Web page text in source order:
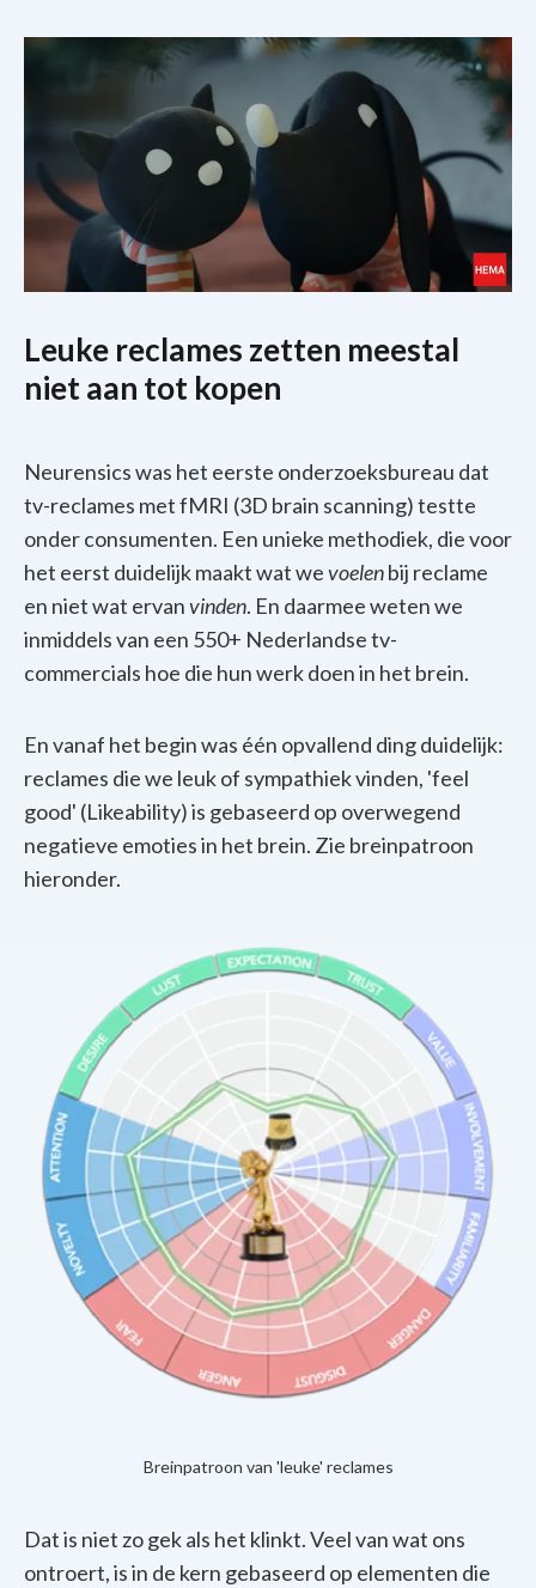
Leuke reclames zetten meestal
niet aan tot kopen
Neurensics was het eerste onderzoeksbureau dat
tv-reclames met fMRI (3D brain scanning) testte
onder consumenten. Een unieke methodiek, die voor
het eerst duidelijk maakt wat wevoelenbij reclame
en niet wat ervanvinden. En daarmee weten we
inmiddels van een 550+ Nederlandse tv-
commercials hoe die hun werk doen in het brein.
En vanaf het begin was één opvallend ding duidelijk:
reclames die we leuk of sympathiek vinden, 'feel
good' (Likeability) is gebaseerd op overwegend
negatieve emoties in het brein. Zie breinpatroon
hieronder.
Breinpatroon van 'leuke' reclames
Dat is niet zo gek als het klinkt. Veel van wat ons
ontroert, is in de kern gebaseerd op elementen die